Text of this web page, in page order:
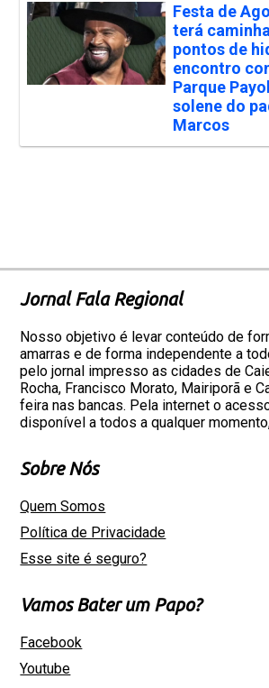
Festa de
terá
pontos de
encontro
Parque
solene do
Marcos
Jornal Fala Regional
Nosso objetivo é levar conteúdo de
amarras e de forma independente a
pelo jornal impresso as cidades de
Rocha, Francisco Morato, Mairiporã e
feira nas bancas. Pela internet o
disponível a todos a qualquer
Sobre Nós
Quem Somos
Política de Privacidade
Esse site é seguro?
Vamos Bater um Papo?
Facebook
Youtube